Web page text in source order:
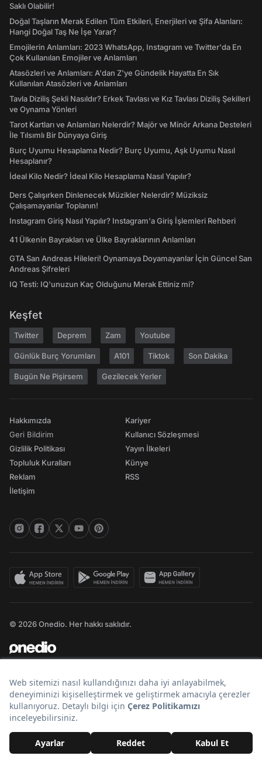
Saklı Olabilir!
Doğal Taşların Merak Edilen Tüm Etkileri, Enerjileri ve Şifa Alanları:
Hangi Doğal Taş Ne İşe Yarar?
Emojilerin Anlamları: 2023 WhatsApp, Instagram ve Twitter'da En
Çok Kullanılan Emojiler ve Anlamları
Atasözleri ve Anlamları: A'dan Z'ye Gündelik Hayatta En Sık
Kullanılan Atasözleri ve Anlamları
Tavla Diziliş Şekli Nasıldır? Erkek Tavlası ve Kız Tavlası Diziliş Şekilleri
ve Oynama Yönleri
Tarot Kartları ve Anlamları Nelerdir? Majör ve Minör Arkana Desteleri
İle Tılsımlı Bir Dünyaya Giriş
Burç Uyumu Hesaplama Nedir? Burç Uyumu, Aşk Uyumu Nasıl
Hesaplanır?
İdeal Kilo Nedir? İdeal Kilo Hesaplama Nasıl Yapılır?
Ders Çalışırken Dinlenecek Müzikler Nelerdir? Müziksiz
Çalışamayanlar Toplanın!
Instagram Giriş Nasıl Yapılır? Instagram'a Giriş İşlemleri Rehberi
41 Ülkenin Bayrakları ve Ülke Bayraklarının Anlamları
GTA San Andreas Hileleri! Oynamaya Doyamayanlar İçin Güncel San
Andreas Şifreleri
IQ Testi: IQ'unuzun Kaç Olduğunu Merak Ettiniz mi?
Keşfet
Twitter Deprem Zam Youtube
Günlük Burç Yorumları A101 Tiktok Son Dakika
Bugün Ne Pişirsem Gezilecek Yerler
Hakkımızda
Geri Bildirim
Gizlilik Politikası
Topluluk Kuralları
Reklam
İletişim
Kariyer
Kullanıcı Sözleşmesi
Yayın İlkeleri
Künye
RSS
© 2026 Onedio. Her hakkı saklıdır.
Bir markasıdır.